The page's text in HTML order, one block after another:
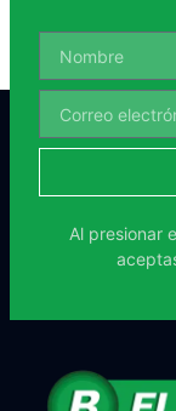
Al presionar